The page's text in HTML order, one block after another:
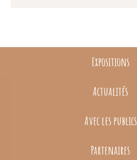
Expositions
Actualités
Avec les publics
Partenaires